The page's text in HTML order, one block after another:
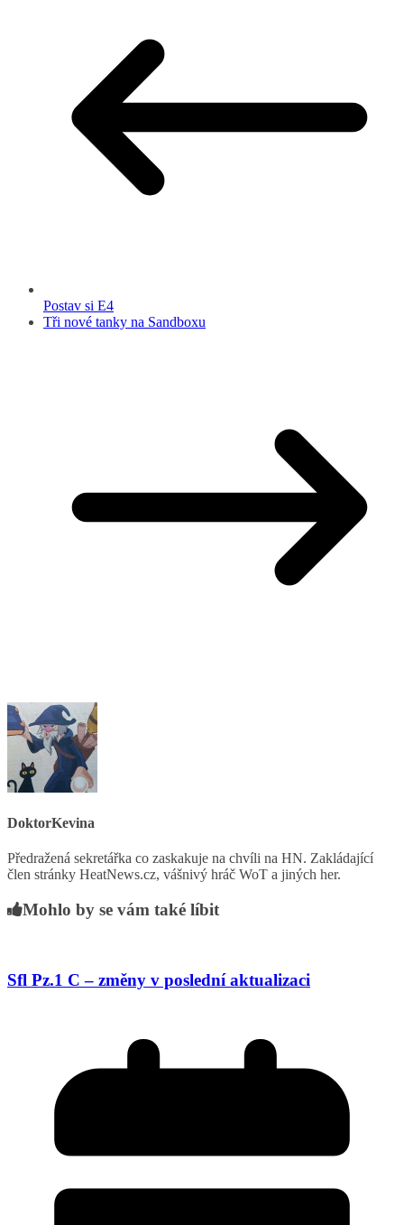
Postav si E4
Tři nové tanky na Sandboxu
DoktorKevina
Předražená sekretářka co zaskakuje na chvíli na HN. Zakládající
člen stránky HeatNews.cz, vášnivý hráč WoT a jiných her.
Mohlo by se vám také líbit
Sfl Pz.1 C – změny v poslední aktualizaci